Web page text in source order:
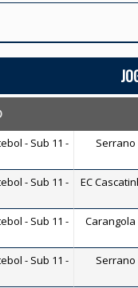
- Sub 11 -
Serrano
- Sub 11 -
EC
- Sub 11 -
Carangola
- Sub 11 -
Serrano